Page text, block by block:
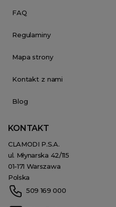
FAQ
Regulaminy
Mapa strony
Kontakt z nami
Blog
KONTAKT
CLAMODI P.S.A.
ul. Młynarska 42/115
01-171 Warszawa
Polska
509 169 000